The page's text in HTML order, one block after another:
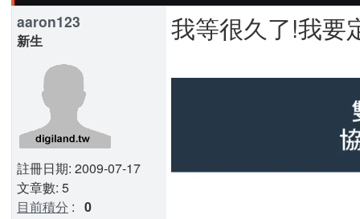
aaron123
新生
註冊日期: 2009-07-17
文章數: 5
目前積分 : 0
我等很久了!我要